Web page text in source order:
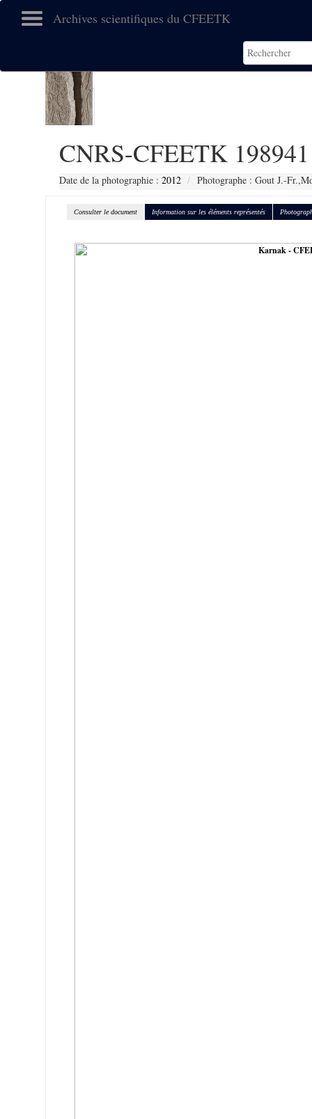
Archives scientifiques du CFEETK
CNRS-CFEETK 198941
Date de la photographie : 2012 Photographe : Gout J.-
Consulter le document Information sur les éléments représentés